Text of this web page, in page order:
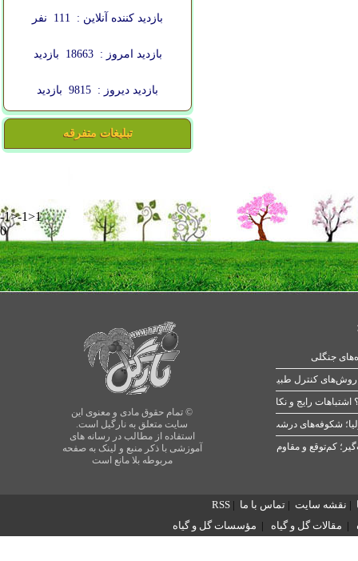
بازدید کننده آنلاین : 111 نفر
بازدید امروز : 18663 بازدید
بازدید دیروز : 9815 بازدید
تبلیغات متفرقه
-1>-1>1
0
© تمام حقوق مادی و معنوی این
سایت متعلق به نارگیل است.
استفاده از مطالب در رسانه های
آموزشی با ذکر منبع و لینک به صفحه
مربوطه بلا مانع است
جنگلی
رایج و نکات طلایی
شکوفه‌های درشت در بهار
| نقشه سایت | تماس با ما |
RSS
| مقالات گل و گیاه | مؤسسات گل و گیاه